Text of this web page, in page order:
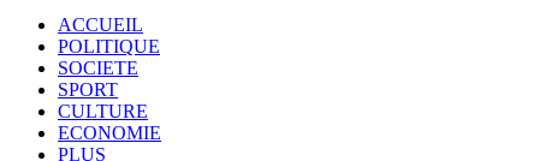
ACCUEIL
POLITIQUE
SOCIETE
SPORT
CULTURE
ECONOMIE
PLUS